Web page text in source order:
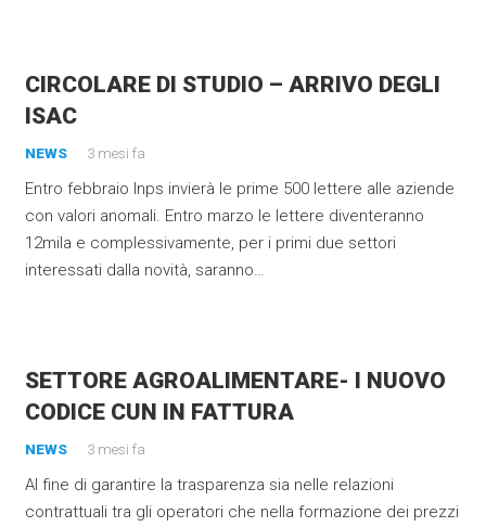
CIRCOLARE DI STUDIO – ARRIVO DEGLI
ISAC
NEWS 3 mesi fa
Entro febbraio Inps invierà le prime 500 lettere alle aziende
con valori anomali. Entro marzo le lettere diventeranno
12mila e complessivamente, per i primi due settori
interessati dalla novità, saranno…
SETTORE AGROALIMENTARE- I NUOVO
CODICE CUN IN FATTURA
NEWS 3 mesi fa
Al fine di garantire la trasparenza sia nelle relazioni
contrattuali tra gli operatori che nella formazione dei prezzi